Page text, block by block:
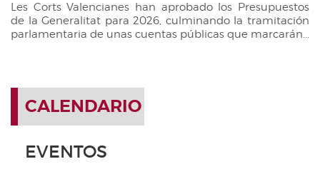
Les Corts Valencianes han aprobado los Presupuestos
de la Generalitat para 2026, culminando la tramitación
parlamentaria de unas cuentas públicas que marcarán...
CALENDARIO
EVENTOS